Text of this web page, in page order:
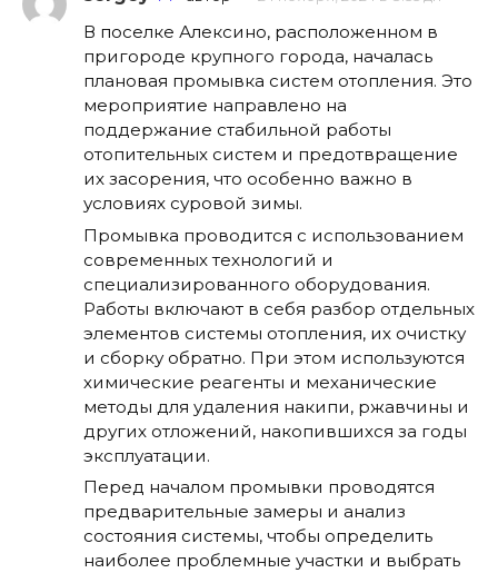
В поселке Алексино, расположенном в
пригороде крупного города, началась
плановая промывка систем отопления. Это
мероприятие направлено на
поддержание стабильной работы
отопительных систем и предотвращение
их засорения, что особенно важно в
условиях суровой зимы.
Промывка проводится с использованием
современных технологий и
специализированного оборудования.
Работы включают в себя разбор отдельных
элементов системы отопления, их очистку
и сборку обратно. При этом используются
химические реагенты и механические
методы для удаления накипи, ржавчины и
других отложений, накопившихся за годы
эксплуатации.
Перед началом промывки проводятся
предварительные замеры и анализ
состояния системы, чтобы определить
наиболее проблемные участки и выбрать